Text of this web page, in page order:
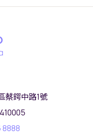
蔡鍔中路1號
8888